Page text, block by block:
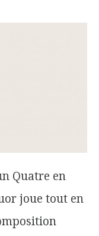
Quatre en
joue tout en